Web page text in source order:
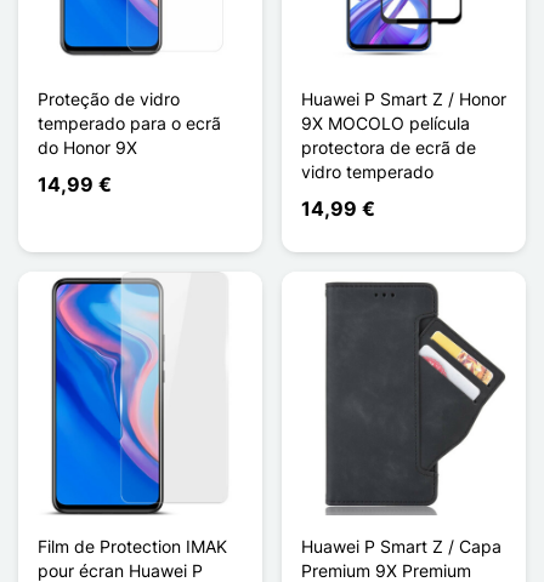
Proteção de vidro
temperado para o ecrã
do Honor 9X
14,99 €
Huawei P Smart Z / Honor
9X MOCOLO película
protectora de ecrã de
vidro temperado
14,99 €
Film de Protection IMAK
pour écran Huawei P
Huawei P Smart Z / Capa
Premium 9X Premium